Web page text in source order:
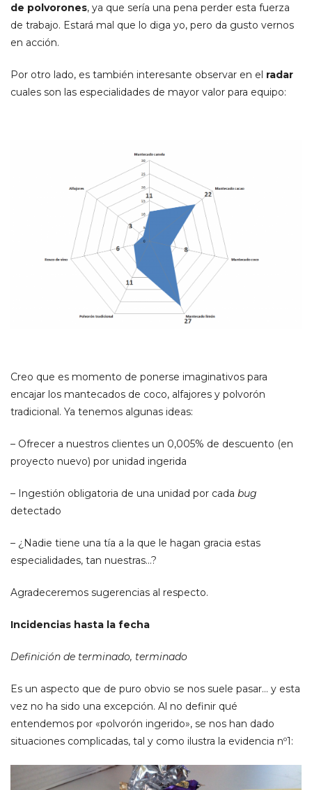
de polvorones, ya que sería una pena perder esta fuerza
de trabajo. Estará mal que lo diga yo, pero da gusto vernos
en acción.
Por otro lado, es también interesante observar en el radar
cuales son las especialidades de mayor valor para equipo:
Creo que es momento de ponerse imaginativos para
encajar los mantecados de coco, alfajores y polvorón
tradicional. Ya tenemos algunas ideas:
– Ofrecer a nuestros clientes un 0,005% de descuento (en
proyecto nuevo) por unidad ingerida
– Ingestión obligatoria de una unidad por cada bug
detectado
– ¿Nadie tiene una tía a la que le hagan gracia estas
especialidades, tan nuestras…?
Agradeceremos sugerencias al respecto.
Incidencias hasta la fecha
Definición de terminado, terminado
Es un aspecto que de puro obvio se nos suele pasar… y esta
vez no ha sido una excepción. Al no definir qué
entendemos por «polvorón ingerido», se nos han dado
situaciones complicadas, tal y como ilustra la evidencia nº1: